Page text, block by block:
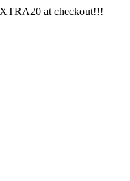
at checkout!!!